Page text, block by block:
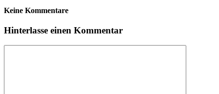
Keine Kommentare
Hinterlasse einen Kommentar